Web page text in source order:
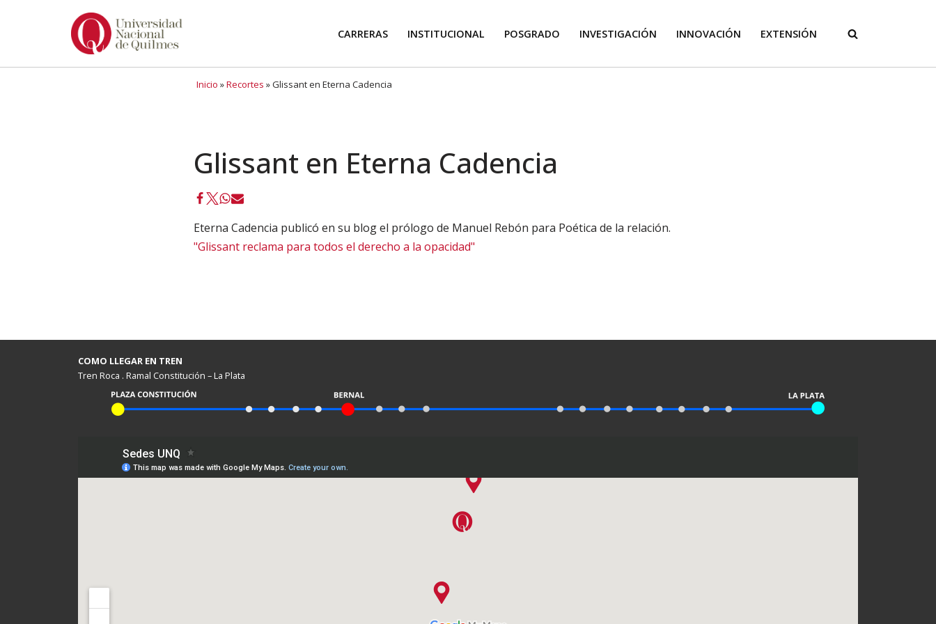
CARRERAS INSTITUCIONAL POSGRADO INVESTIGACIÓN INNOVACIÓN EXTENSIÓN
Inicio »Recortes »Glissant en Eterna Cadencia
Glissant en Eterna Cadencia
Eterna Cadencia publicó en su blog el prólogo de Manuel Rebón para Poética de la relación.
"Glissant reclama para todos el derecho a la opacidad"
COMO LLEGAR EN TREN
Tren Roca . Ramal Constitución – La Plata